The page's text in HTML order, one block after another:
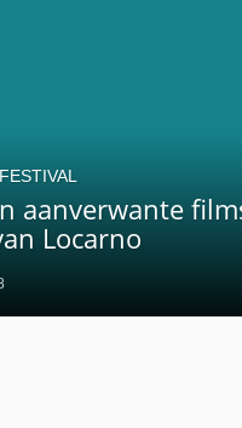
aanverwante
Locarno